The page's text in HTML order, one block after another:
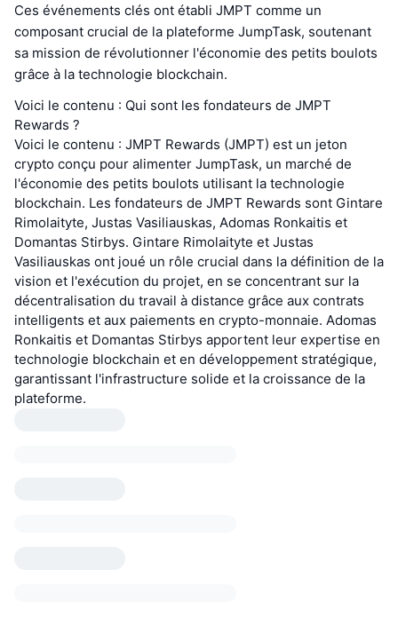
Ces événements clés ont établi JMPT comme un
composant crucial de la plateforme JumpTask, soutenant
sa mission de révolutionner l'économie des petits boulots
grâce à la technologie blockchain.
Voici le contenu : Qui sont les fondateurs de JMPT
Rewards ?
Voici le contenu : JMPT Rewards (JMPT) est un jeton
crypto conçu pour alimenter JumpTask, un marché de
l'économie des petits boulots utilisant la technologie
blockchain. Les fondateurs de JMPT Rewards sont Gintare
Rimolaityte, Justas Vasiliauskas, Adomas Ronkaitis et
Domantas Stirbys. Gintare Rimolaityte et Justas
Vasiliauskas ont joué un rôle crucial dans la définition de la
vision et l'exécution du projet, en se concentrant sur la
décentralisation du travail à distance grâce aux contrats
intelligents et aux paiements en crypto-monnaie. Adomas
Ronkaitis et Domantas Stirbys apportent leur expertise en
technologie blockchain et en développement stratégique,
garantissant l'infrastructure solide et la croissance de la
plateforme.